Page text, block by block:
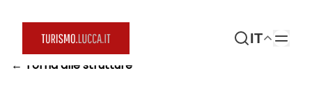
IT
← Torna alle strutture